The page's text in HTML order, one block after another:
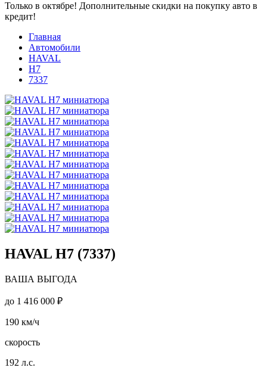
Только в октябре! Дополнительные скидки на покупку авто в
кредит!
Главная
Автомобили
HAVAL
H7
7337
HAVAL H7 (7337)
ВАША ВЫГОДА
до 1 416 000 ₽
190 км/ч
скорость
192 л.с.